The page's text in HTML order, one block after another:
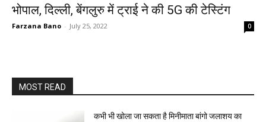
भोपाल, दिल्ली, बेंगलुरु में ट्राई ने की 5G की टेस्टिंग
Farzana Bano - July 25, 2022 0
MOST READ
कभी भी खोला जा सकता है मिनीमाता बांगो जलाशय का